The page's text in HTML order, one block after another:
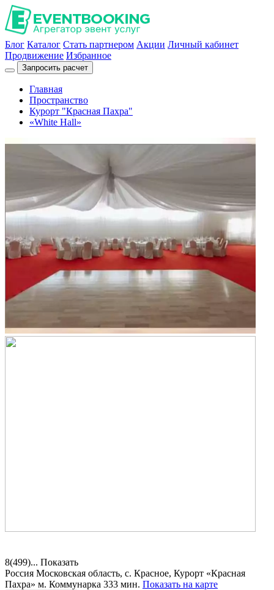
Блог Каталог Стать партнером Акции Личный кабинет
Продвижение Избранное
Запросить расчет
Главная
Пространство
Курорт "Красная Пахра"
«White Hall»
8(499)... Показать
Россия Московская область, с. Красное, Курорт «Красная
Пахра» м. Коммунарка 333 мин. Показать на карте